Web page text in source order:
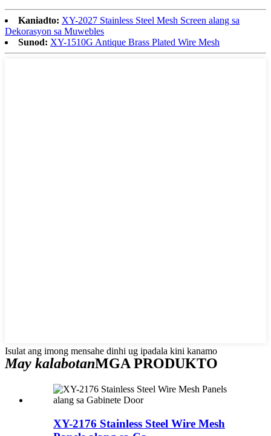
Kaniadto: XY-2027 Stainless Steel Mesh Screen alang sa
Dekorasyon sa Muwebles
Sunod: XY-1510G Antique Brass Plated Wire Mesh
Isulat ang imong mensahe dinhi ug ipadala kini kanamo
May kalabotanMGA PRODUKTO
XY-2176 Stainless Steel Wire Mesh